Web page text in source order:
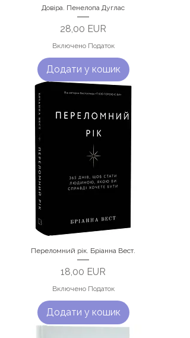
Довіра. Пенелопа Дуглас
Ціна
28,00 EUR
Включено Податок
Додати у кошик
Переломний рік. Бріанна Вест.
Ціна
18,00 EUR
Включено Податок
Додати у кошик